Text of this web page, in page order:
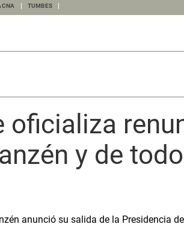
TUMBES
oficializa
y de
anunció su salida de la Presidencia